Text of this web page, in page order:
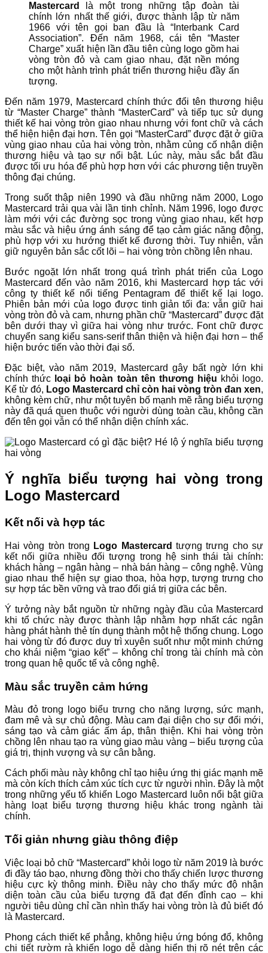
Mastercard
là một trong những tập đoàn tài
chính lớn nhất thế giới, được thành lập từ năm
1966 với tên gọi ban đầu là “Interbank Card
Association”. Đến năm 1968, cái tên “Master
Charge” xuất hiện lần đầu tiên cùng logo gồm hai
vòng tròn đỏ và cam giao nhau, đặt nền móng
cho một hành trình phát triển thương hiệu đầy ấn
tượng.
Đến năm 1979, Mastercard chính thức đổi tên thương hiệu
từ “Master Charge” thành “MasterCard” và tiếp tục sử dụng
thiết kế hai vòng tròn giao nhau nhưng với font chữ và cách
thể hiện hiện đại hơn. Tên gọi “MasterCard” được đặt ở giữa
vùng giao nhau của hai vòng tròn, nhằm củng cố nhận diện
thương hiệu và tạo sự nổi bật. Lúc này, màu sắc bắt đầu
được tối ưu hóa để phù hợp hơn với các phương tiện truyền
thông đại chúng.
Trong suốt thập niên 1990 và đầu những năm 2000, Logo
Mastercard trải qua vài lần tinh chỉnh. Năm 1996, logo được
làm mới với các đường sọc trong vùng giao nhau, kết hợp
màu sắc và hiệu ứng ánh sáng để tạo cảm giác năng động,
phù hợp với xu hướng thiết kế đương thời. Tuy nhiên, vẫn
giữ nguyên bản sắc cốt lõi – hai vòng tròn chồng lên nhau.
Bước ngoặt lớn nhất trong quá trình phát triển của Logo
Mastercard đến vào năm 2016, khi Mastercard hợp tác với
công ty thiết kế nổi tiếng Pentagram để thiết kế lại logo.
Phiên bản mới của logo được tinh giản tối đa: vẫn giữ hai
vòng tròn đỏ và cam, nhưng phần chữ “Mastercard” được đặt
bên dưới thay vì giữa hai vòng như trước. Font chữ được
chuyển sang kiểu sans-serif thân thiện và hiện đại hơn – thể
hiện bước tiến vào thời đại số.
Đặc biệt, vào năm 2019, Mastercard gây bất ngờ lớn khi
chính thức loại bỏ hoàn toàn tên thương hiệu khỏi logo.
Kể từ đó, Logo Mastercard chỉ còn hai vòng tròn đan xen,
không kèm chữ, như một tuyên bố mạnh mẽ rằng biểu tượng
này đã quá quen thuộc với người dùng toàn cầu, không cần
đến tên gọi vẫn có thể nhận diện chính xác.
Ý nghĩa biểu tượng hai vòng trong
Logo Mastercard
Kết nối và hợp tác
Hai vòng tròn trong Logo Mastercard tượng trưng cho sự
kết nối giữa nhiều đối tượng trong hệ sinh thái tài chính:
khách hàng – ngân hàng – nhà bán hàng – công nghệ. Vùng
giao nhau thể hiện sự giao thoa, hòa hợp, tượng trưng cho
sự hợp tác bền vững và trao đổi giá trị giữa các bên.
Ý tưởng này bắt nguồn từ những ngày đầu của Mastercard
khi tổ chức này được thành lập nhằm hợp nhất các ngân
hàng phát hành thẻ tín dụng thành một hệ thống chung. Logo
hai vòng từ đó được duy trì xuyên suốt như một minh chứng
cho khái niệm “giao kết” – không chỉ trong tài chính mà còn
trong quan hệ quốc tế và công nghệ.
Màu sắc truyền cảm hứng
Màu đỏ trong logo biểu trưng cho năng lượng, sức mạnh,
đam mê và sự chủ động. Màu cam đại diện cho sự đổi mới,
sáng tạo và cảm giác ấm áp, thân thiện. Khi hai vòng tròn
chồng lên nhau tạo ra vùng giao màu vàng – biểu tượng của
giá trị, thịnh vượng và sự cân bằng.
Cách phối màu này không chỉ tạo hiệu ứng thị giác mạnh mẽ
mà còn kích thích cảm xúc tích cực từ người nhìn. Đây là một
trong những yếu tố khiến Logo Mastercard luôn nổi bật giữa
hàng loạt biểu tượng thương hiệu khác trong ngành tài
chính.
Tối giản nhưng giàu thông điệp
Việc loại bỏ chữ “Mastercard” khỏi logo từ năm 2019 là bước
đi đầy táo bạo, nhưng đồng thời cho thấy chiến lược thương
hiệu cực kỳ thông minh. Điều này cho thấy mức độ nhận
diện toàn cầu của biểu tượng đã đạt đến đỉnh cao – khi
người tiêu dùng chỉ cần nhìn thấy hai vòng tròn là đủ biết đó
là Mastercard.
Phong cách thiết kế phẳng, không hiệu ứng bóng đổ, không
chi tiết rườm rà khiến logo dễ dàng hiển thị rõ nét trên các